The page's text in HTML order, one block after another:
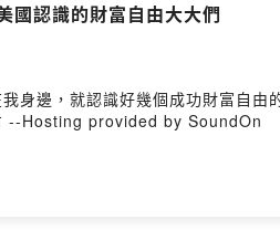
國認識的財富自由大大們
身邊，就認識好幾個成功財富自由
--Hosting provided by SoundOn